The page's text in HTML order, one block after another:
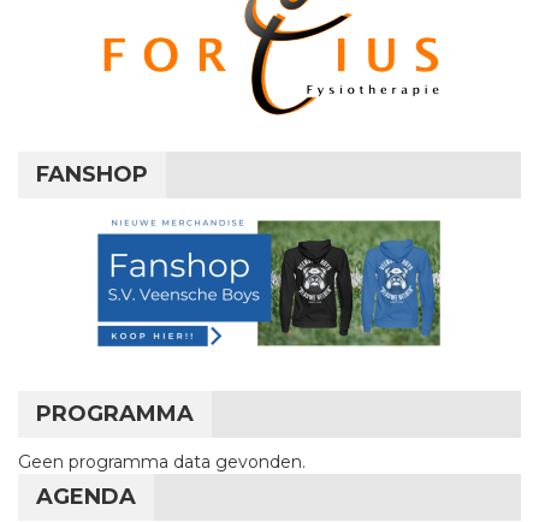
FANSHOP
PROGRAMMA
Geen programma data gevonden.
AGENDA